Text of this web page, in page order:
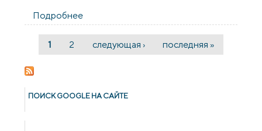
Подробнее
студентам Гродненского
Янки Купалы
Страницы
1 2 следующая › последняя »
ПОИСК GOОGLE НА САЙТЕ